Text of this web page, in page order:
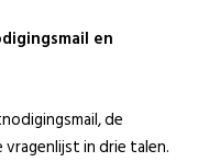
en
de
vragenlijst in drie talen.